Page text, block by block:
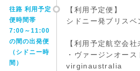
往路 利用予定
便時間帯
7:00～11:00
の間の出発便
（シドニー時
間）
【利用予定便】
シドニー発ブリスベ
【利用予定航空会社
・ヴァージンオース
virginaustralia